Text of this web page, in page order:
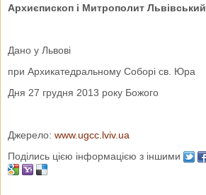
Архиєпископ і Митрополит Львівський
Дано у Львові
при Архикатедральному Соборі св. Юра
Дня 27 грудня 2013 року Божого
Джерело: www.ugcc.lviv.ua
Поділись цією інформацією з іншими